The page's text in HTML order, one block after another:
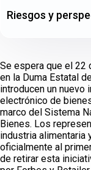
Se espera que el 22
en la Duma Estatal
introducen un
electrónico de
marco del Sistema
Bienes. Los
industria alimentaria
oficialmente al
de retirar esta
Riesgos y